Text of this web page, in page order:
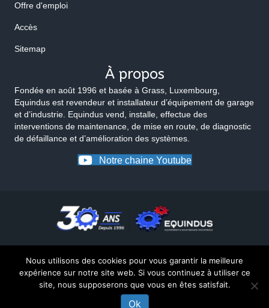
Offre d'emploi
Accès
Sitemap
À propos
Fondée en août 1996 et basée à Grass, Luxembourg,
Equindus est revendeur et installateur d’équipement de garage
et d’industrie. Equindus vend, installe, effectue des
interventions de maintenance, de mise en route, de diagnostic
de défaillance et d’amélioration des systèmes.
Notre chaine Youtube
© 2026 Equindus
Nous utilisons des cookies pour vous garantir la meilleure
expérience sur notre site web. Si vous continuez à utiliser ce
site, nous supposerons que vous en êtes satisfait.
Ok